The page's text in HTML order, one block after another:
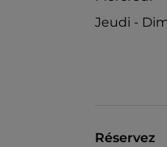
Jeudi -
Réservez